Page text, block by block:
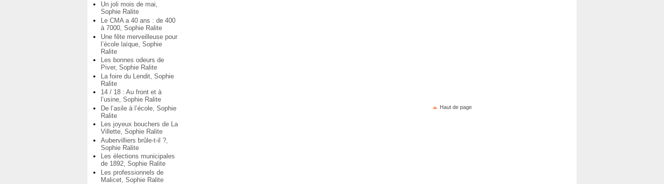
Un joli mois de mai,
Sophie Ralite
Le CMA a 40 ans : de 400
à 7000, Sophie Ralite
Une fête merveilleuse pour
l’école laïque, Sophie
Ralite
Les bonnes odeurs de
Piver, Sophie Ralite
La foire du Lendit, Sophie
Ralite
14 / 18 : Au front et à
l’usine, Sophie Ralite
De l’asile à l’école, Sophie
Ralite
Les joyeux bouchers de La
Villette, Sophie Ralite
Aubervilliers brûle-t-il ?,
Sophie Ralite
Les élections municipales
de 1892, Sophie Ralite
Les professionnels de
Malicet, Sophie Ralite
Haut de page